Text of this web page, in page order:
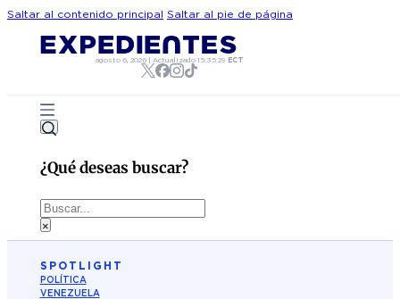
Saltar al contenido principal Saltar al pie de página
agosto 6, 2026 |Actualizado15:35:29 ECT
¿Qué deseas buscar?
Buscar
×
SPOTLIGHT
POLÍTICA
VENEZUELA